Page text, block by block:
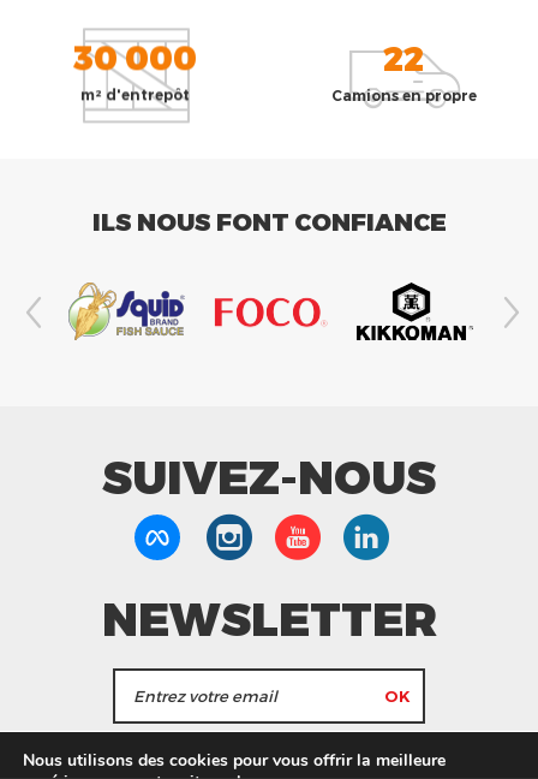
30 000
m² d'entrepôt
22
Camions en propre
ILS NOUS FONT CONFIANCE
SUIVEZ-NOUS
NEWSLETTER
J'accepte de recevoir les actualités et les
Nous utilisons des cookies pour vous offrir la meilleure